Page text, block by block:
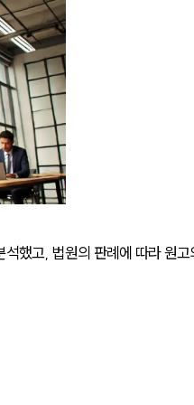
했고, 법원의 판례에 따라 원고